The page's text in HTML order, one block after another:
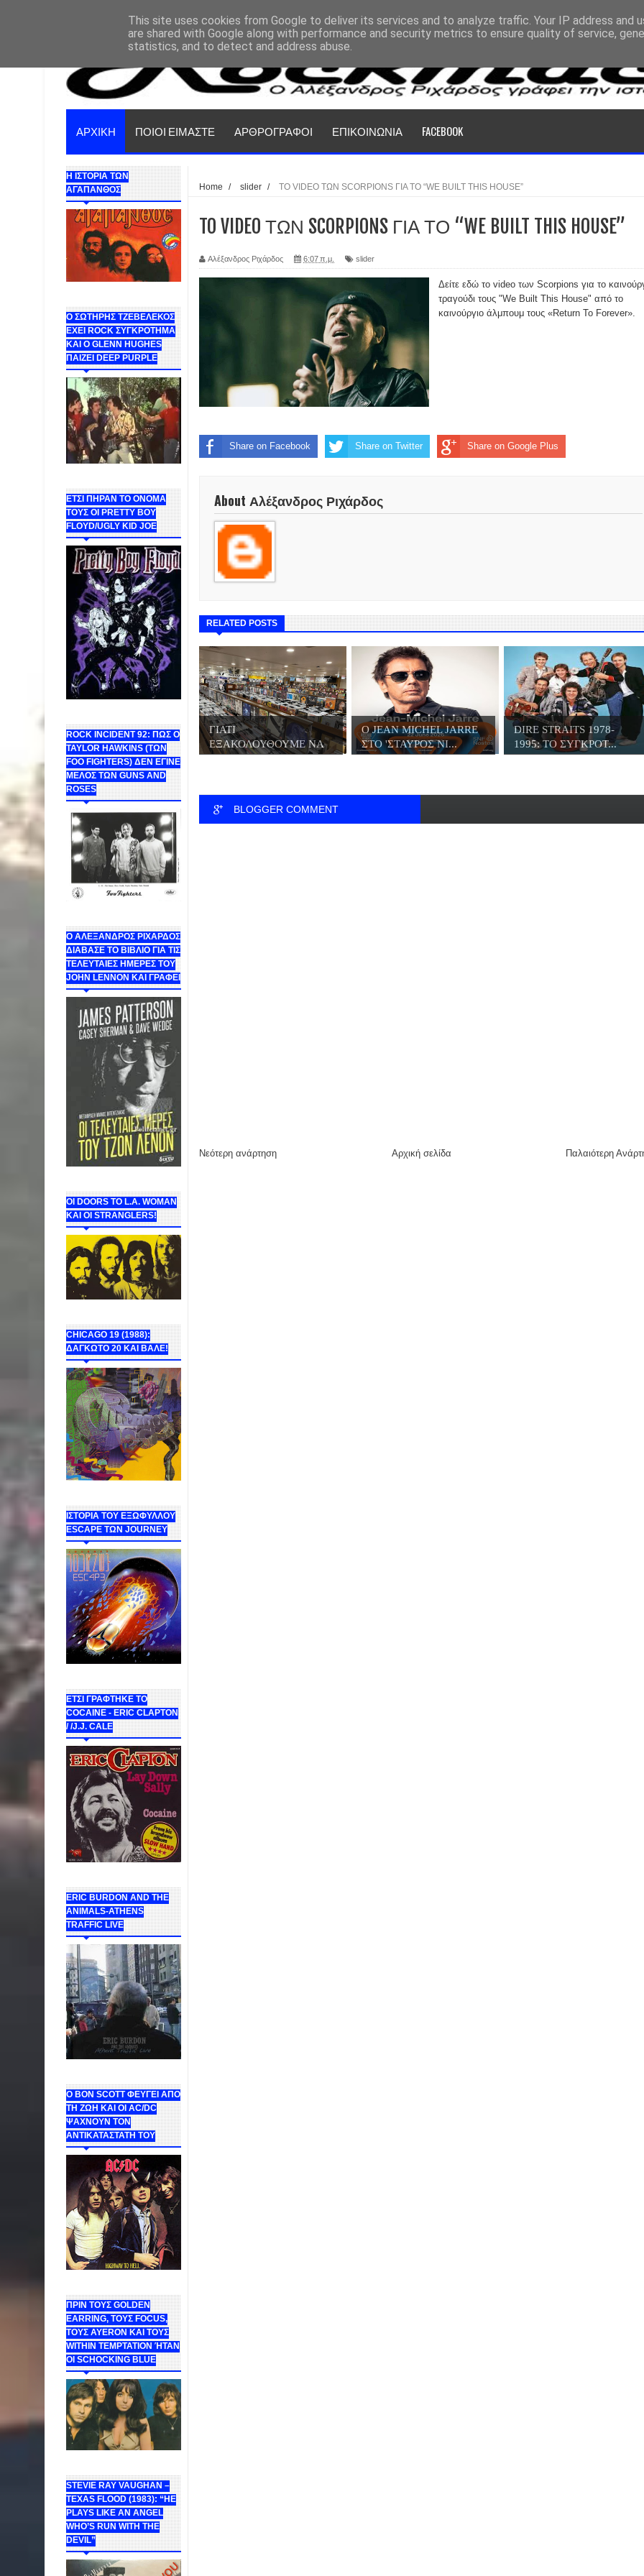
ΑΡΧΙΚΗ ΠΟΙΟΙ ΕΙΜΑΣΤΕ ΑΡΘΡΟΓΡΑΦΟΙ ΕΠΙΚΟΙΝΩΝΙΑ FACEBOOK
Η ΙΣΤΟΡΙΑ ΤΩΝ
ΑΓΑΠΑΝΘΟΣ
Ο ΣΩΤΗΡΗΣ ΤΖΕΒΕΛΕΚΟΣ
ΕΧΕΙ ROCK ΣΥΓΚΡΟΤΗΜΑ
ΚΑΙ Ο GLENN HUGHES
ΠΑΙΖΕΙ DEEP PURPLE
ΕΤΣΙ ΠΗΡΑΝ ΤΟ ΟΝΟΜΑ
ΤΟΥΣ ΟΙ PRETTY BOY
FLOYD/UGLY KID JOE
ROCK INCIDENT 92: ΠΩΣ Ο
TAYLOR HAWKINS (ΤΩΝ
FOO FIGHTERS) ΔΕΝ ΕΓΙΝΕ
ΜΕΛΟΣ ΤΩΝ GUNS AND
ROSES
Ο ΑΛΕΞΑΝΔΡΟΣ ΡΙΧΑΡΔΟΣ
ΔΙΑΒΑΣΕ ΤΟ ΒΙΒΛΙΟ ΓΙΑ ΤΙΣ
ΤΕΛΕΥΤΑΙΕΣ ΗΜΕΡΕΣ ΤΟΥ
JOHN LENNON ΚΑΙ ΓΡΑΦΕΙ
ΟΙ DOORS ΤΟ L.A. WOMAN
KAI OI STRANGLERS!
CHICAGO 19 (1988):
ΔΑΓΚΩΤΟ 20 ΚΑΙ ΒΑΛΕ!
ΙΣΤΟΡΙΑ ΤΟΥ ΕΞΩΦΥΛΛΟΥ
ESCAPE ΤΩΝ JOURNEY
ΕΤΣΙ ΓΡΑΦΤΗΚΕ ΤΟ
COCAINE - ERIC CLAPTON
/ /J.J. CALE
ERIC BURDON AND THE
ANIMALS-ATHENS
TRAFFIC LIVE
Ο BON SCOTT ΦΕΥΓΕΙ ΑΠΟ
ΤΗ ΖΩΗ ΚΑΙ ΟΙ AC/DC
ΨΑΧΝΟΥΝ ΤΟΝ
ΑΝΤΙΚΑΤΑΣΤΑΤΗ ΤΟΥ
ΠΡΙΝ ΤΟΥΣ GOLDEN
EARRING, ΤΟΥΣ FOCUS,
ΤΟΥΣ ΑΥΕROΝ ΚΑΙ ΤΟΥΣ
WITHIN TEMPTATION ΉΤΑΝ
ΟΙ SCHOCKING BLUE
STEVIE RAY VAUGHAN –
TEXAS FLOOD (1983): “HE
PLAYS LIKE AN ANGEL
WHO’S RUN WITH THE
DEVIL”
Home / slider / TO VIDEO ΤΩΝ SCORPIONS ΓΙΑ ΤΟ “WE BUILT THIS HOUSE”
TO VIDEO ΤΩΝ SCORPIONS ΓΙΑ ΤΟ “WE BUILT THIS HOUSE”
Αλέξανδρος Ριχάρδος 6:07 π.μ. slider
Δείτε εδώ το video των Scorpions για το
τραγούδι τους "We Built This House" από το
καινούργιο άλμπουμ τους «Return To Forever».
Share on Facebook Share on Twitter Share on Google Plus
About Αλέξανδρος Ριχάρδος
RELATED POSTS
ΓΙΑΤΙ
ΕΞΑΚΟΛΟΥΘΟΥΜΕ ΝΑ
ΑΓΟΡΑΖΟΥΜΕ Β...
Ο JΕΑN MICHEL JARRE
ΣΤΟ 'ΣΤΑΥΡΟΣ ΝΙ...
DIRE STRAITS 1978-
1995: ΤΟ ΣΥΓΚΡΟΤ...
BLOGGER COMMENT
Νεότερη ανάρτηση Παλαιότερη
Αρχική σελίδα
This site uses cookies from Google to deliver its services and to analyze traffic. Your IP address and
are shared with Google along with performance and security metrics to ensure quality of service,
statistics, and to detect and address abuse.